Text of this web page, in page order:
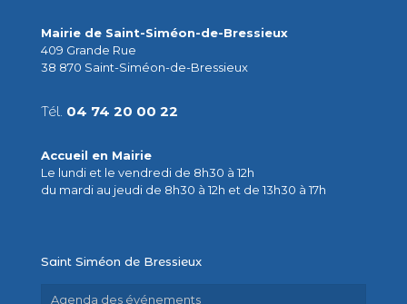
Mairie de Saint-Siméon-de-Bressieux
409 Grande Rue
38 870 Saint-Siméon-de-Bressieux
Tél. 04 74 20 00 22
Accueil en Mairie
Le lundi et le vendredi de 8h30 à 12h
du mardi au jeudi de 8h30 à 12h et de 13h30 à 17h
Saint Siméon de Bressieux
Agenda des événements